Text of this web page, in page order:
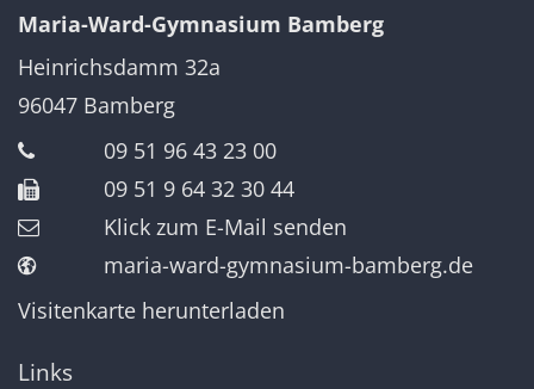
Maria-Ward-Gymnasium Bamberg
Heinrichsdamm 32a
96047 Bamberg
09 51 96 43 23 00
09 51 9 64 32 30 44
Klick zum E-Mail senden
maria-ward-gymnasium-bamberg.de
Visitenkarte herunterladen
Links